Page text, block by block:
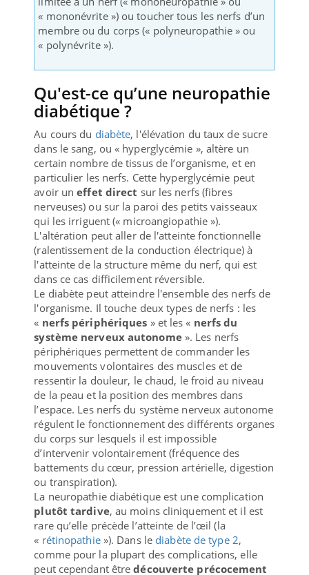
« mononévrite ») ou toucher tous les nerfs d’un
membre ou du corps (« polyneuropathie » ou
« polynévrite »).
Qu'est-ce qu’une neuropathie
diabétique ?
Au cours du diabète, l'élévation du taux de sucre
dans le sang, ou « hyperglycémie », altère un
certain nombre de tissus de l’organisme, et en
particulier les nerfs. Cette hyperglycémie peut
avoir uneffet direct sur les nerfs (fibres
nerveuses) ou sur la paroi des petits vaisseaux
qui les irriguent (« microangiopathie »).
L'altération peut aller de l'atteinte fonctionnelle
(ralentissement de la conduction électrique) à
l'atteinte de la structure même du nerf, qui est
dans ce cas difficilement réversible.
Le diabète peut atteindre l'ensemble des nerfs de
l'organisme. Il touche deux types de nerfs : les
« nerfs périphériques » et les « nerfs du
système nerveux autonome». Les nerfs
périphériques permettent de commander les
mouvements volontaires des muscles et de
ressentir la douleur, le chaud, le froid au niveau
de la peau et la position des membres dans
l’espace. Les nerfs du système nerveux autonome
régulent le fonctionnement des différents organes
du corps sur lesquels il est impossible
d’intervenir volontairement (fréquence des
battements du cœur, pression artérielle, digestion
ou transpiration).
La neuropathie diabétique est une complication
plutôt tardive, au moins cliniquement et il est
rare qu’elle précède l’atteinte de l’œil (la
« rétinopathie»). Dans le diabète de type 2,
comme pour la plupart des complications, elle
peut cependant êtredécouverte précocement